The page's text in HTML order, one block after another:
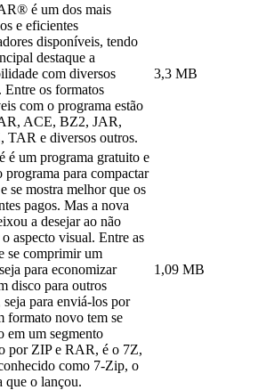
é um dos mais
e eficientes
disponíveis, tendo
destaque a
com diversos
Entre os formatos
com o programa estão
ACE, BZ2, JAR,
TAR e diversos outros.
3,3 MB
é um programa gratuito e
programa para compactar
se mostra melhor que os
pagos. Mas a nova
a desejar ao não
aspecto visual. Entre as
se comprimir um
para economizar
disco para outros
para enviá-los por
formato novo tem se
em um segmento
por ZIP e RAR, é o 7Z,
como 7-Zip, o
que o lançou.
1,09 MB